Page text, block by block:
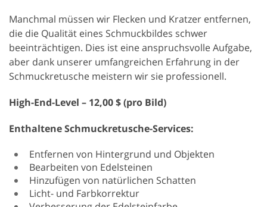
Manchmal müssen wir Flecken und Kratzer entfernen,
die die Qualität eines Schmuckbildes schwer
beeinträchtigen. Dies ist eine anspruchsvolle Aufgabe,
aber dank unserer umfangreichen Erfahrung in der
Schmuckretusche meistern wir sie professionell.
High-End-Level – 12,00 $ (pro Bild)
Enthaltene Schmuckretusche-Services:
Entfernen von Hintergrund und Objekten
Bearbeiten von Edelsteinen
Hinzufügen von natürlichen Schatten
Licht- und Farbkorrektur